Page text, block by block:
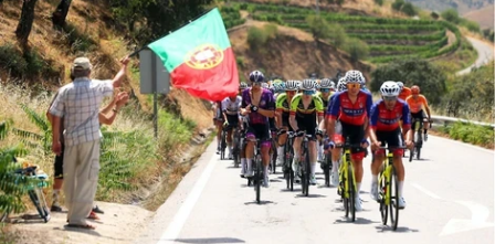
Sábado
Marítimo - Casa Pia, 1-0
Vitória de Guimarães – Arouca, 0-1
Estrela Amadora – Sporting, 2-2
Domingo
FC Porto – Alverca, 18:00